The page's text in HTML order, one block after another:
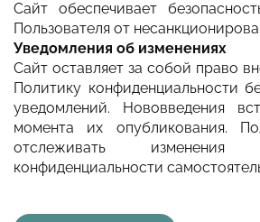
Сайт обеспечивает
Пользователя от
Уведомления об изменениях
Сайт оставляет за собой право
Политику конфиденциальности
уведомлений. Нововведения
момента их опубликования.
отслеживать
конфиденциальности